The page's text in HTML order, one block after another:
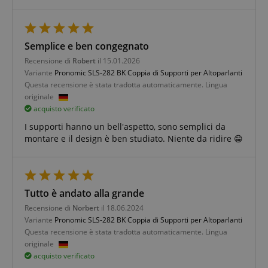
Semplice e ben congegnato
Recensione di Robert il 15.01.2026
Variante Pronomic SLS-282 BK Coppia di Supporti per Altoparlanti
Questa recensione è stata tradotta automaticamente. Lingua
originale
acquisto verificato
I supporti hanno un bell'aspetto, sono semplici da
montare e il design è ben studiato. Niente da ridire 😁
Tutto è andato alla grande
Recensione di Norbert il 18.06.2024
Variante Pronomic SLS-282 BK Coppia di Supporti per Altoparlanti
Questa recensione è stata tradotta automaticamente. Lingua
originale
acquisto verificato
Strettamente necessario
Targeting
Funzionalità Non classificati
I cookie strettamente necessari consentono
funzionalità del sito Web principale come l'accesso
non può essere utilizzato correttamente senza i
cookie strettamente necessari.
CrossDomainCookieScriptConsent_389
sid_key
CookieScript
.kirstein.it